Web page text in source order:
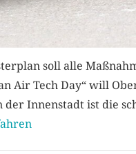
soll alle
Air Tech Day“ will
Innenstadt ist die